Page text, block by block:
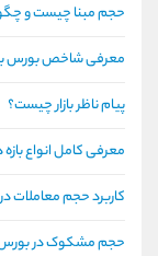
حجم مبنا چیست و
معرفی شاخص بورس به
پیام ناظر بازار چیست؟
معرفی کامل انواع بازه
کاربرد حجم معاملات
حجم مشکوک در